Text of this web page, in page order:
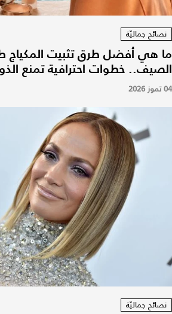
نصائح جماليّة
ما هي أفضل طرق تثبيت المكياج
الصيف.. خطوات احترافية تمنع
04 تموز 2026
نصائح جماليّة